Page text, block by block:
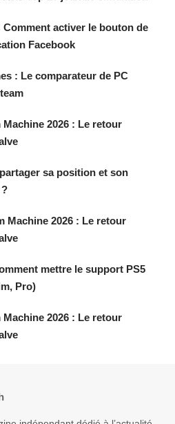
Comment activer le bouton de
Facebook
: Le comparateur de PC
Machine 2026 : Le retour
sa position et son
?
Machine 2026 : Le retour
mettre le support PS5
Pro)
Machine 2026 : Le retour